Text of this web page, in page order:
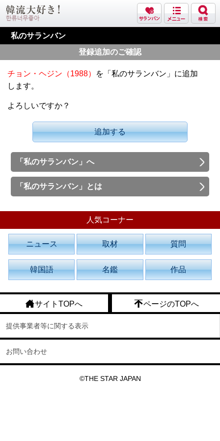
私のサランバン
登録追加のご確認
チョン・ヘジン（1988）
を「私のサランバン」に追加
します。
よろしいですか？
追加する
「私のサランバン」へ
「私のサランバン」とは
人気コーナー
ニュース 取材 質問
韓国語 名鑑 作品
サイトTOPへ ページのTOPへ
提供事業者等に関する表示
お問い合わせ
©THE STAR JAPAN